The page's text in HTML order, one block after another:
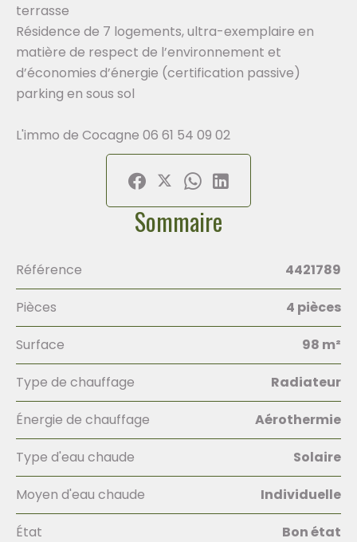
terrasse
Résidence de 7 logements, ultra-exemplaire en
matière de respect de l’environnement et
d’économies d’énergie (certification passive)
parking en sous sol
L'immo de Cocagne 06 61 54 09 02
Sommaire
Référence 4421789
Pièces 4 pièces
Surface 98 m²
Type de chauffage Radiateur
Énergie de chauffage Aérothermie
Type d'eau chaude Solaire
Moyen d'eau chaude Individuelle
État Bon état